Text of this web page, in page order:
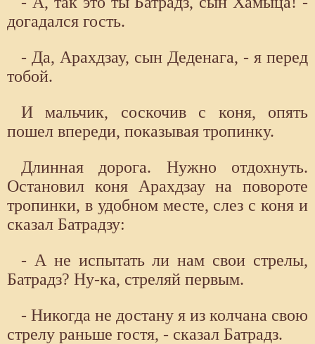
догадался гость.
- Да, Арахдзау, сын Деденага, - я перед
тобой.
И мальчик, соскочив с коня, опять
пошел впереди, показывая тропинку.
Длинная дорога. Нужно отдохнуть.
Остановил коня Арахдзау на повороте
тропинки, в удобном месте, слез с коня и
сказал Батрадзу:
- А не испытать ли нам свои стрелы,
Батрадз? Ну-ка, стреляй первым.
- Никогда не достану я из колчана свою
стрелу раньше гостя, - сказал Батрадз.